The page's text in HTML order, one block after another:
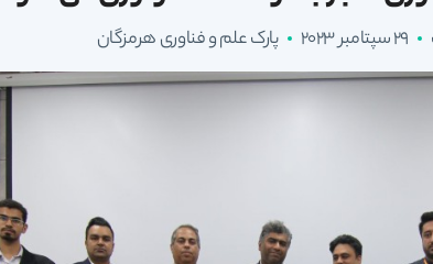
29 سپتامبر 2023 پارک علم و فناوری هرمزگان